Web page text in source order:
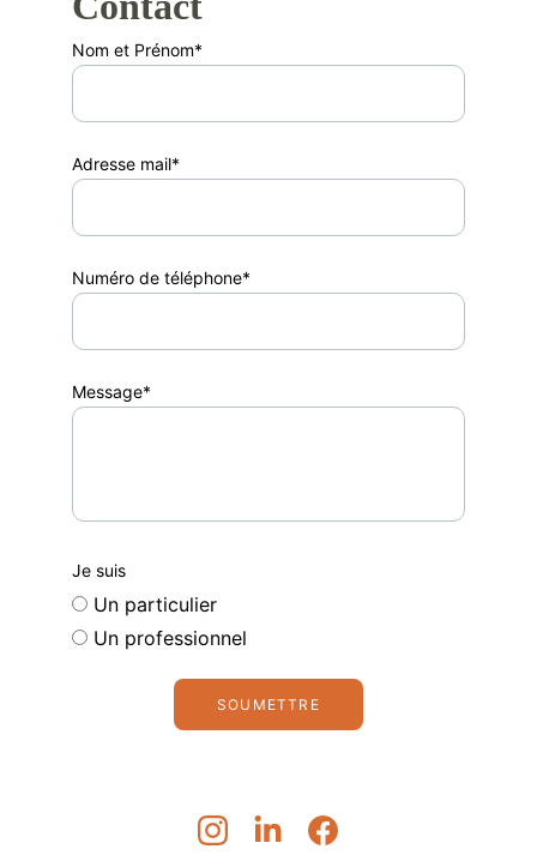
Nom et Prénom*
Adresse mail*
Numéro de téléphone*
Message*
Je suis
Un particulier
Un professionnel
SOUMETTRE